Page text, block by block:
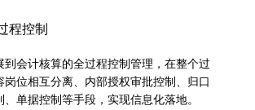
程控制
到会计核算的全过程控制管理，在整个过
岗位相互分离、内部授权审批控制、归口
单据控制等手段，实现信息化落地。